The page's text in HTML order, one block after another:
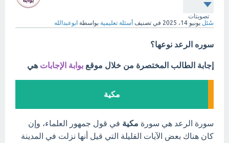
تصويتات
سُئل يونيو 14، 2025 في تصنيف أسئلة تعليمية بواسطة ابوعبدالله
سوره الرعد نوعها؟
إجابة الطالب المختصرة من خلال موقع بوابة الإجابات هي
مكية
سورة الرعد هي سورة مكية في قول جمهور العلماء، وإن
كان هناك بعض الآيات القليلة التي قيل أنها نزلت في المدينة